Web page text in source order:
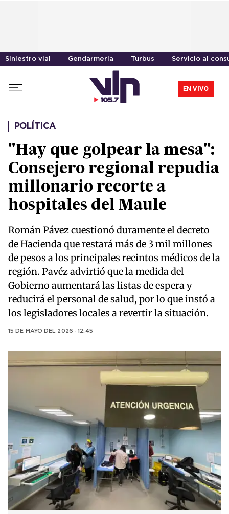
Siniestro vial Gendarmeria Turbus Servicio al
EN VIVO
POLÍTICA
"Hay que golpear la mesa":
Consejero regional repudia
millonario recorte a
hospitales del Maule
Román Pávez cuestionó duramente el decreto
de Hacienda que restará más de 3 mil millones
de pesos a los principales recintos médicos de la
región. Pavéz advirtió que la medida del
Gobierno aumentará las listas de espera y
reducirá el personal de salud, por lo que instó a
los legisladores locales a revertir la situación.
15 DE MAYO DEL 2026 · 12:45